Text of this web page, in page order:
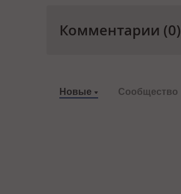
Комментарии (0)
Новые Сообщество